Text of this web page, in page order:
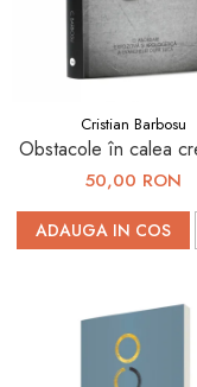
Viața de Familie
Parenting
Căsătorie
Bărbați
Cărți de Colorat
Bebe
Adolescenți și
Păstorirea Bisericii
Cristian Barbosu
Obstacole în calea
50,00 RON
ADAUGA IN COS